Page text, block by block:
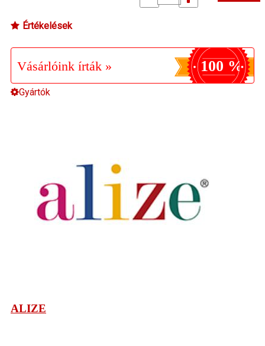
Értékelések
Vásárlóink írták » 100 %
Gyártók
ALIZE